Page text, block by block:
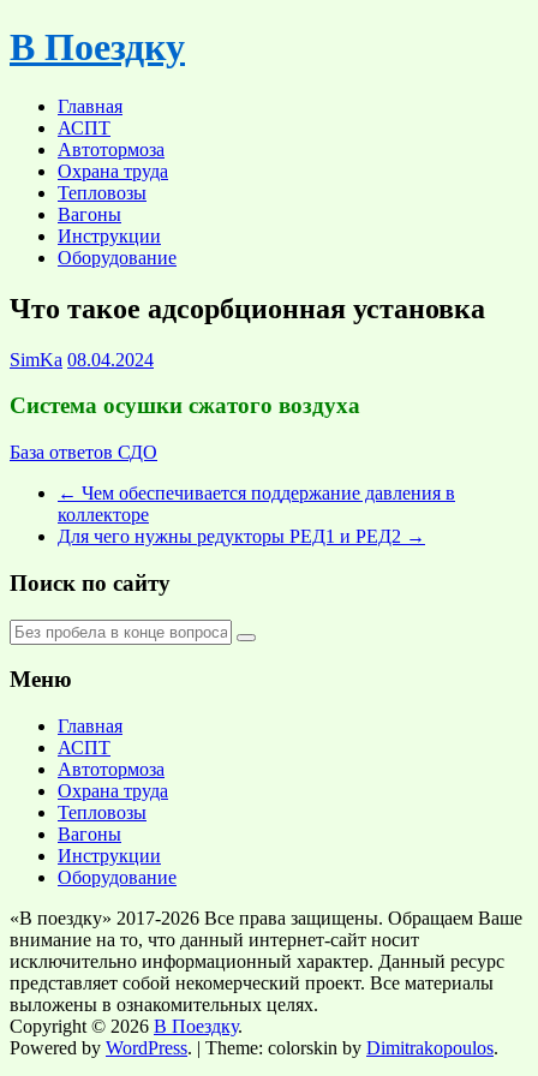
Skip
to
В Поездку
Главная
АСПТ
Автотормоза
Охрана труда
Тепловозы
Вагоны
Инструкции
Оборудование
Что такое адсорбционная установка
SimKa 08.04.2024
Система осушки сжатого воздуха
База ответов СДО
← Чем обеспечивается поддержание давления в
коллекторе
Для чего нужны редукторы РЕД1 и РЕД2 →
Поиск по сайту
Меню
Главная
АСПТ
Автотормоза
Охрана труда
Тепловозы
Вагоны
Инструкции
Оборудование
«В поездку» 2017-2026 Все права защищены. Обращаем Ваше
внимание на то, что данный интернет-сайт носит
исключительно информационный характер. Данный ресурс
представляет собой некомерческий проект. Все материалы
выложены в ознакомительных целях.
Copyright © 2026 В Поездку.
Powered by WordPress. | Theme: colorskin by Dimitrakopoulos.